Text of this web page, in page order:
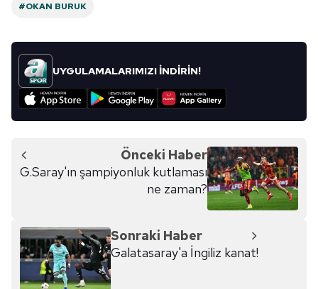
#OKAN BURUK
UYGULAMALARIMIZI İNDİRİN!
Önceki Haber
G.Saray'ın şampiyonluk kutlaması
ne zaman?
Sonraki Haber
Galatasaray'a İngiliz kanat!